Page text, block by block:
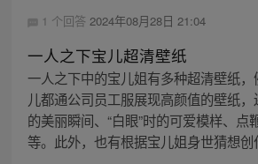
1 个回答 2024年08月28日 21:04
一人之下宝儿超清壁纸
一人之下中的宝儿姐有多种超清壁纸
儿都通公司员工服展现高颜值的壁纸
的美丽瞬间、“白眼”时的可爱模样、点
等。此外，也有根据宝儿姐身世猜想